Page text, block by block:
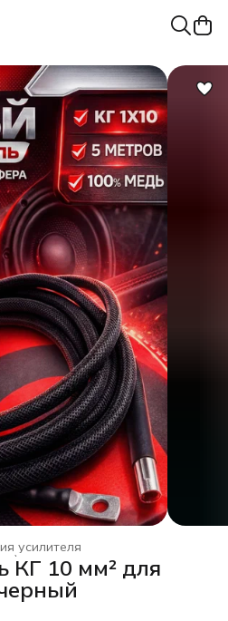
усилителя
для автозвука из меди
КГ 10 мм² для